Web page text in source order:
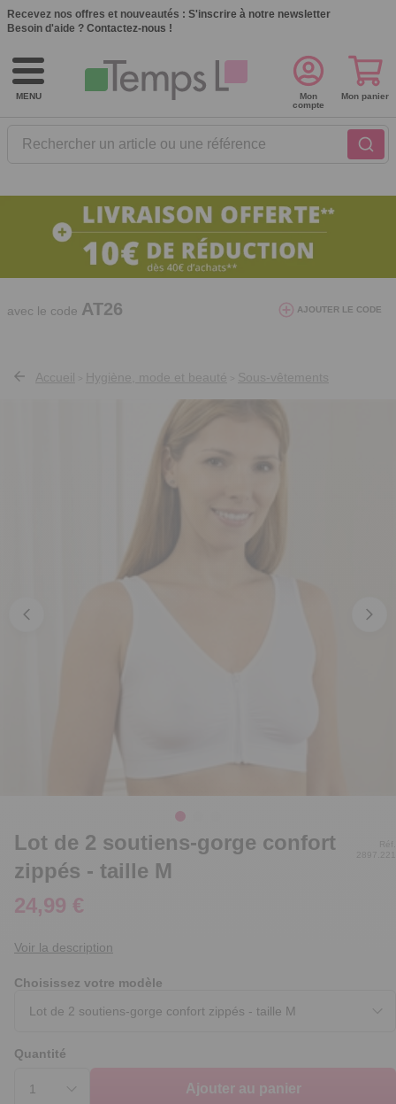
Recevez nos offres et nouveautés : S'inscrire à notre newsletter
Besoin d'aide ? Contactez-nous !
MENU
Rechercher un article ou une référence
Mon
compte
Mon panier
10€ de réduction dès 40€ d'achat. Offre
valable du 03/08/2026 au 12/08/2026.
avec le code AT26 AJOUTER LE CODE
Accueil Hygiène, mode et beauté Sous-vêtements
Lot de 2 soutiens-gorge confort
zippés - taille M
Réf.
2897.221
24,99 €
Voir la description
Choisissez votre modèle
Quantité
Ajouter au panier